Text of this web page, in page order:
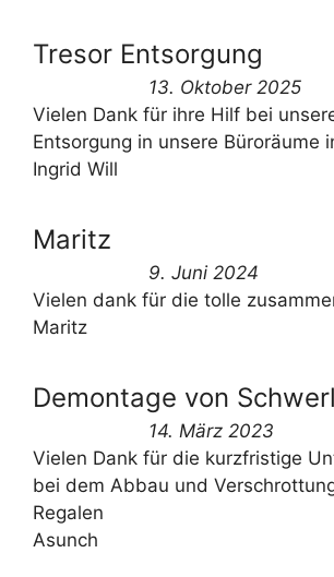
Tresor Entsorgung
13. Oktober 2025
Vielen Dank für ihre Hilf bei
Entsorgung in unsere Büroräume
Ingrid Will
Maritz
9. Juni 2024
Vielen dank für die tolle
Maritz
Demontage von
14. März 2023
Vielen Dank für die kurzfristige
bei dem Abbau und
Regalen
Asunch